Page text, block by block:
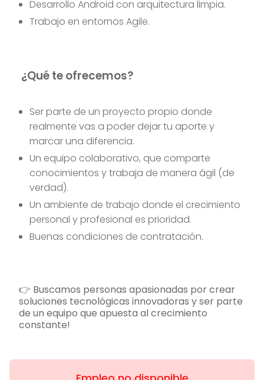
Desarrollo Android con arquitectura limpia.
Trabajo en entornos Agile.
¿Qué te ofrecemos?
Ser parte de un proyecto propio donde
realmente vas a poder dejar tu aporte y
marcar una diferencia.
Un equipo colaborativo, que comparte
conocimientos y trabaja de manera ágil (de
verdad).
Un ambiente de trabajo donde el crecimiento
personal y profesional es prioridad.
Buenas condiciones de contratación.
👉 Buscamos personas apasionadas por crear
soluciones tecnológicas innovadoras y ser parte
de un equipo que apuesta al crecimiento
constante!